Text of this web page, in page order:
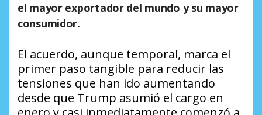
el mayor exportador del mundo y su mayor
consumidor.
El acuerdo, aunque temporal, marca el
primer paso tangible para reducir las
tensiones que han ido aumentando
desde que Trump asumió el cargo en